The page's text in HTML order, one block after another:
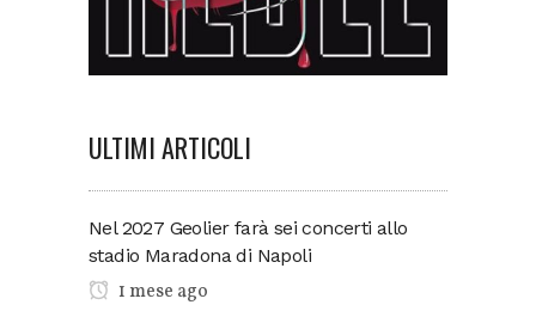
ULTIMI ARTICOLI
Nel 2027 Geolier farà sei concerti allo
stadio Maradona di Napoli
1 mese ago